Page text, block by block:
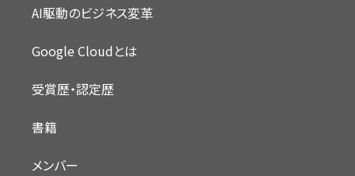
AI駆動のビジネス変革
Google Cloudとは
受賞歴・認定歴
書籍
メンバー